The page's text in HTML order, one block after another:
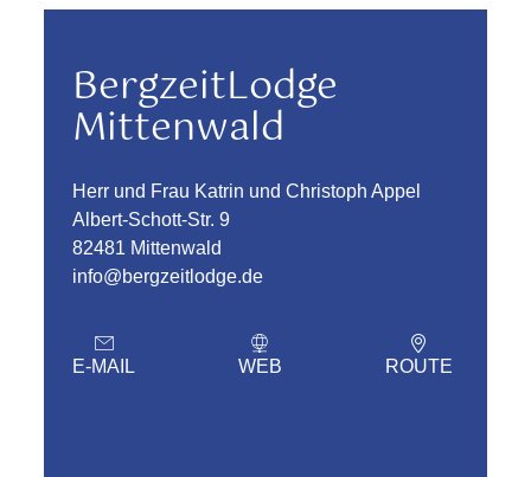
BergzeitLodge
Mittenwald
Herr und Frau Katrin und Christoph Appel
Albert-Schott-Str. 9
82481 Mittenwald
info@bergzeitlodge.de
E-MAIL WEB ROUTE